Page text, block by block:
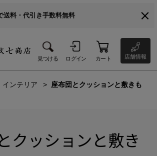
送料・代引き手数料無料
見つける ログイン カート 店舗情報
インテリア
座布団とクッションと敷きも
クッションと敷き